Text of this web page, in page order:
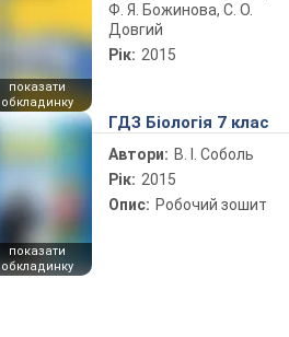
показати
обкладинку
Ф. Я. Божинова, С. О.
Довгий
Рік: 2015
показати
обкладинку
ГДЗ Біологія 7 клас
Автори: В. І. Соболь
Рік: 2015
Опис: Робочий зошит